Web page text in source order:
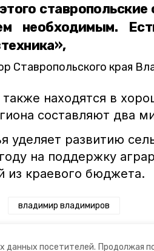
данных посетителей. Продолжая
необходимым.
⠀
Ставропольского края
находятся в
составляют два
уделяет развитию
на поддержку
из краевого бюджета.
владимир владимиров